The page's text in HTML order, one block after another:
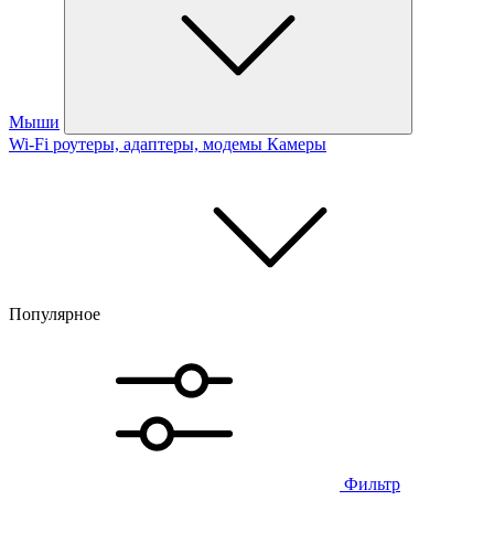
Мыши
Wi-Fi роутеры, адаптеры, модемы Камеры
Популярное
Фильтр